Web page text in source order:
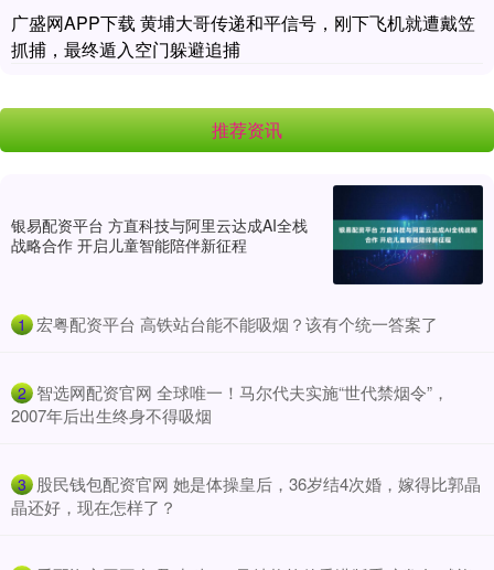
广盛网APP下载 黄埔大哥传递和平信号，刚下飞机就遭戴笠
抓捕，最终遁入空门躲避追捕
推荐资讯
银易配资平台 方直科技与阿里云达成AI全栈
战略合作 开启儿童智能陪伴新征程
1 ​宏粤配资平台 高铁站台能不能吸烟？该有个统一答案了
2 ​智选网配资官网 全球唯一！马尔代夫实施“世代禁烟令”，
2007年后出生终身不得吸烟
3 ​股民钱包配资官网 她是体操皇后，36岁结4次婚，嫁得比郭晶
晶还好，现在怎样了？